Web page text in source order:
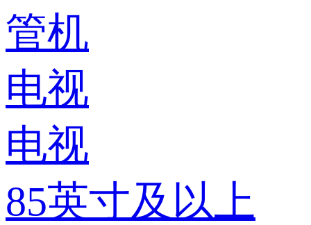
管机
电视
电视
85英寸及以上